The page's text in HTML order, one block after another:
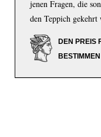
jenen Fragen, die
den Teppich gekehrt
DEN PREIS